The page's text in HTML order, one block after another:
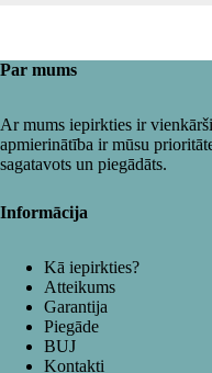
Par mums
Ar mums iepirkties ir
apmierinātība ir mūsu
sagatavots un piegādāts.
Informācija
Kā iepirkties?
Atteikums
Garantija
Piegāde
BUJ
Kontakti